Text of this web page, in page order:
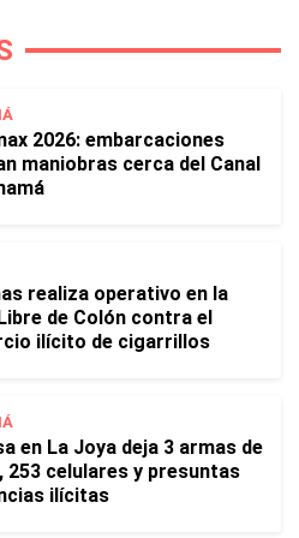
2026: embarcaciones
maniobras cerca del Canal
realiza operativo en la
de Colón contra el
ilícito de cigarrillos
en La Joya deja 3 armas de
253 celulares y presuntas
ilícitas